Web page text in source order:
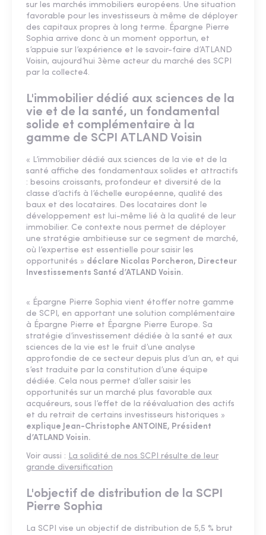
sur les marchés immobiliers européens. Une situation
favorable pour les investisseurs à même de déployer
des capitaux propres à long terme. Épargne Pierre
Sophia arrive donc à un moment opportun, et
s’appuie sur l’expérience et le savoir-faire d’ATLAND
Voisin, aujourd’hui 3ème acteur du marché des SCPI
par la collecte4.
L'immobilier dédié aux sciences de la
vie et de la santé, un fondamental
solide et complémentaire à la
gamme de SCPI ATLAND Voisin
« L’immobilier dédié aux sciences de la vie et de la
santé affiche des fondamentaux solides et attractifs
: besoins croissants, profondeur et diversité de la
classe d’actifs à l’échelle européenne, qualité des
baux et des locataires. Des locataires dont le
développement est lui-même lié à la qualité de leur
immobilier. Ce contexte nous permet de déployer
une stratégie ambitieuse sur ce segment de marché,
où l’expertise est essentielle pour saisir les
opportunités » déclare Nicolas Porcheron, Directeur
Investissements Santé d’ATLAND Voisin.
« Épargne Pierre Sophia vient étoffer notre gamme
de SCPI, en apportant une solution complémentaire
à Épargne Pierre et Épargne Pierre Europe. Sa
stratégie d’investissement dédiée à la santé et aux
sciences de la vie est le fruit d’une analyse
approfondie de ce secteur depuis plus d’un an, et qui
s’est traduite par la constitution d’une équipe
dédiée. Cela nous permet d’aller saisir les
opportunités sur un marché plus favorable aux
acquéreurs, sous l’effet de la réévaluation des actifs
et du retrait de certains investisseurs historiques »
explique Jean-Christophe ANTOINE, Président
d’ATLAND Voisin.
Voir aussi : La solidité de nos SCPI résulte de leur
grande diversification
L'objectif de distribution de la SCPI
Pierre Sophia
La SCPI vise un objectif de distribution de 5,5 % brut